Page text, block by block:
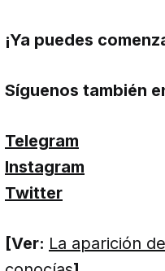
¡Ya puedes
Síguenos también
Telegram
Instagram
Twitter
[Ver: La aparición